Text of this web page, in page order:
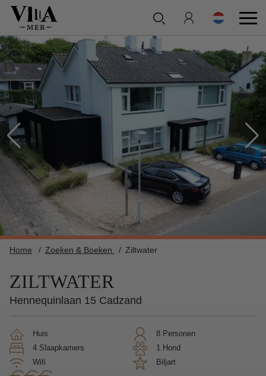
Home Zoeken & Boeken Ziltwater
ZILTWATER
Hennequinlaan 15 Cadzand
Huis
8 Personen
4 Slaapkamers
1 Hond
Wifi
Biljart